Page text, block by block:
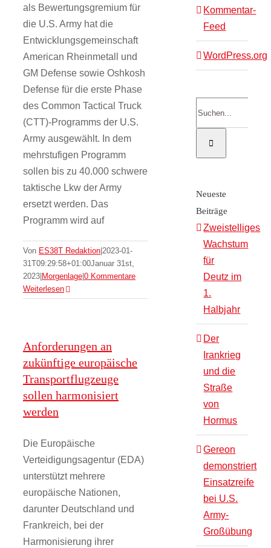
als Bewertungsgremium für
die U.S. Army hat die
Entwicklungsgemeinschaft
American Rheinmetall und
GM Defense sowie Oshkosh
Defense für die erste Phase
des Common Tactical Truck
(CTT)-Programms der U.S.
Army ausgewählt. In dem
mehrstufigen Programm
sollen bis zu 40.000 schwere
taktische Lkw der Army
ersetzt werden. Das
Programm wird auf
Von ES38T Redaktion 2023-01-
31T09:29:58+01:00Januar 31st,
2023 Morgenlage 0 Kommentare
Weiterlesen
Anforderungen an
zukünftige europäische
Transportflugzeuge
sollen harmonisiert
werden
Die Europäische
Verteidigungsagentur (EDA)
unterstützt mehrere
europäische Nationen,
darunter Deutschland und
Frankreich, bei der
Harmonisierung ihrer
Kommentar-
Feed
WordPress.org
Neueste
Beiträge
Zweistelliges
Wachstum
für
Deutz im
1.
Halbjahr
Der
Irankrieg
und die
Straße
von
Hormus
Gereon
demonstriert
Einsatzreife
bei U.S.
Army-
Großübung